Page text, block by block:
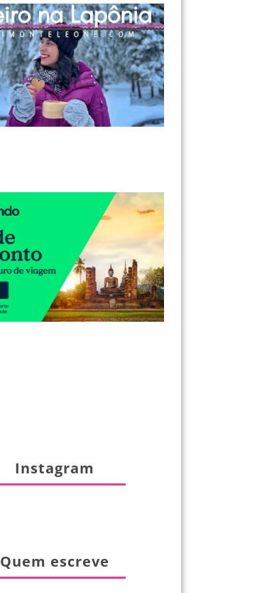
Instagram
Quem escreve